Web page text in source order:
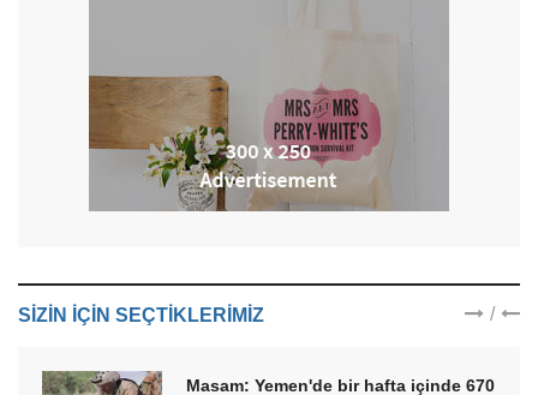
SIZIN IÇIN SEÇTIKLERIMIZ /
Masam: Yemen'de bir hafta içinde 670